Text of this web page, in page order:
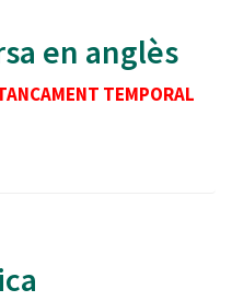
en anglès
TEMPORAL